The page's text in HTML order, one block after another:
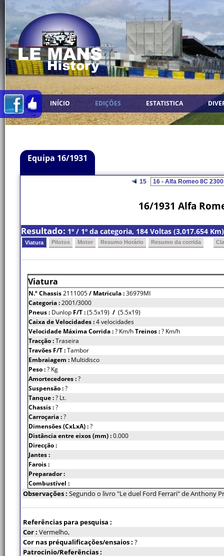
INÍCIO EDIÇÕES ESTATISTICA
Equipa 16/1931
15
16/1931 Alfa
Resultado: 1º / 1º da categoria, 184 Voltas (3,017.654
Viatura Pilotos Motor Resumo Horário Resumo da corrida
Viatura
N.º Chassis2111005/ Matricula :36979MI
Categoria :2001/3000
Pneus : Dunlop F/T :(5.5x19) / (5.5x19)
Caixa de Velocidades :4 velocidades
Velocidade Máxima Corrida :? Km/hTreinos :? Km/h
Tracção :Traseira
Travões F/T :Tambor
Embraiagem : Multidisco
Peso :? Kg
Amortecedores :?
Suspensão :?
Tanque :? Lt.
Chassis :?
Carroçaria :?
Dimensões (CxLxA) :?
Distância entre eixos (mm) :0.000
Direcção :
Jantes :
Farois :
Preparador :
Combustível :
Observações : Segundo o livro "Le duel Ford Ferrari" de Anthony
Referências para pesquisa :
Cor : Vermelho,
Cor nas préqualificações/ensaios : ?
Patrocinio/Referências :